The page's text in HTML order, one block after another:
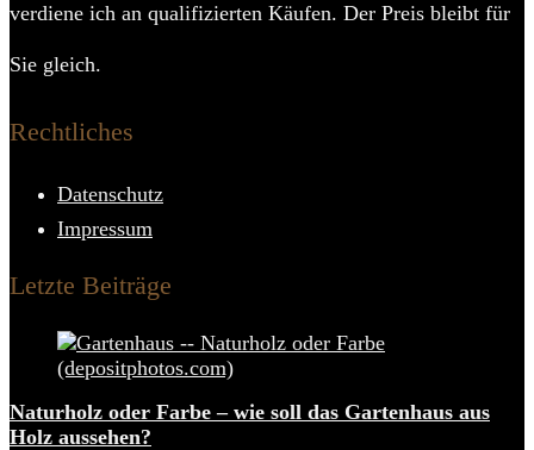
verdiene ich an qualifizierten Käufen. Der Preis bleibt für
Sie gleich.
Rechtliches
Datenschutz
Impressum
Letzte Beiträge
Naturholz oder Farbe – wie soll das Gartenhaus aus
Holz aussehen?